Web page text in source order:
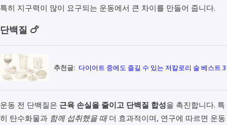
특히 지구력이 많이 요구되는 운동에서 큰 차이를 만들어 줍니다.
단백질 🍗
추천글: 다이어트 중에도 즐길 수 있는 저칼로리 술 베스트 3
운동 전 단백질은 근육 손실을 줄이고 단백질 합성을 촉진합니다. 특
히 탄수화물과 함께 섭취했을 때더 효과적이며, 연구에 따르면 운동